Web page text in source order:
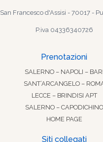
Francesco d'Assisi - 70017 -
P.iva 04336340726
Prenotazioni
SALERNO – NAPOLI – BARI
SANT’ARCANGELO –
LECCE – BRINDISI APT
SALERNO – CAPODICHINO
HOME PAGE
Siti collegati